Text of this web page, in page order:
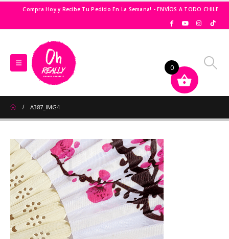
Compra Hoy y Recibe Tu Pedido En La Semana! - ENVÍOS A TODO CHILE
A387_IMG4
0